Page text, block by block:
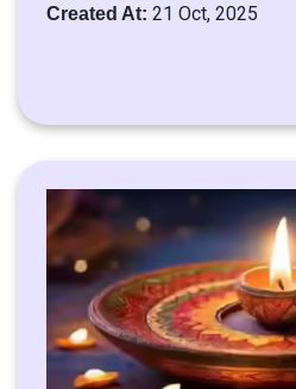
Created At: 21 Oct, 2025